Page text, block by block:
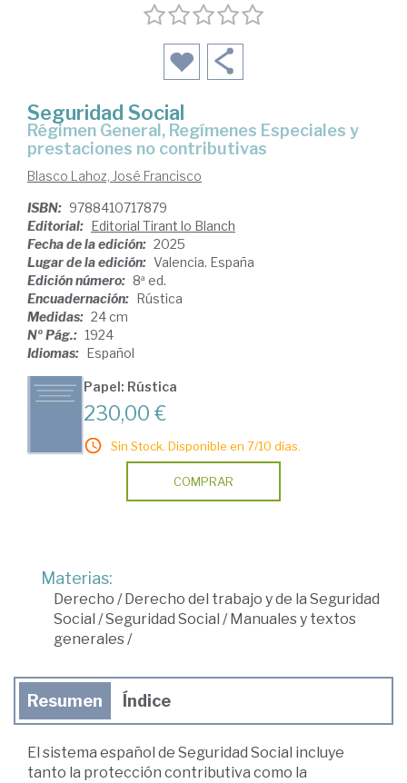
Seguridad Social
Régimen General, Regímenes Especiales y
prestaciones no contributivas
Blasco Lahoz, José Francisco
ISBN: 9788410717879
Editorial: Editorial Tirant lo Blanch
Fecha de la edición: 2025
Lugar de la edición: Valencia. España
Edición número: 8ª ed.
Encuadernación: Rústica
Medidas: 24 cm
Nº Pág.: 1924
Idiomas: Español
Papel: Rústica
230,00 €
Sin Stock. Disponible en 7/10 días.
COMPRAR
Materias:
Derecho / Derecho del trabajo y de la Seguridad
Social /Seguridad Social / Manuales y textos
generales/
Resumen Índice
El sistema español de Seguridad Social incluye
tanto la protección contributiva como la